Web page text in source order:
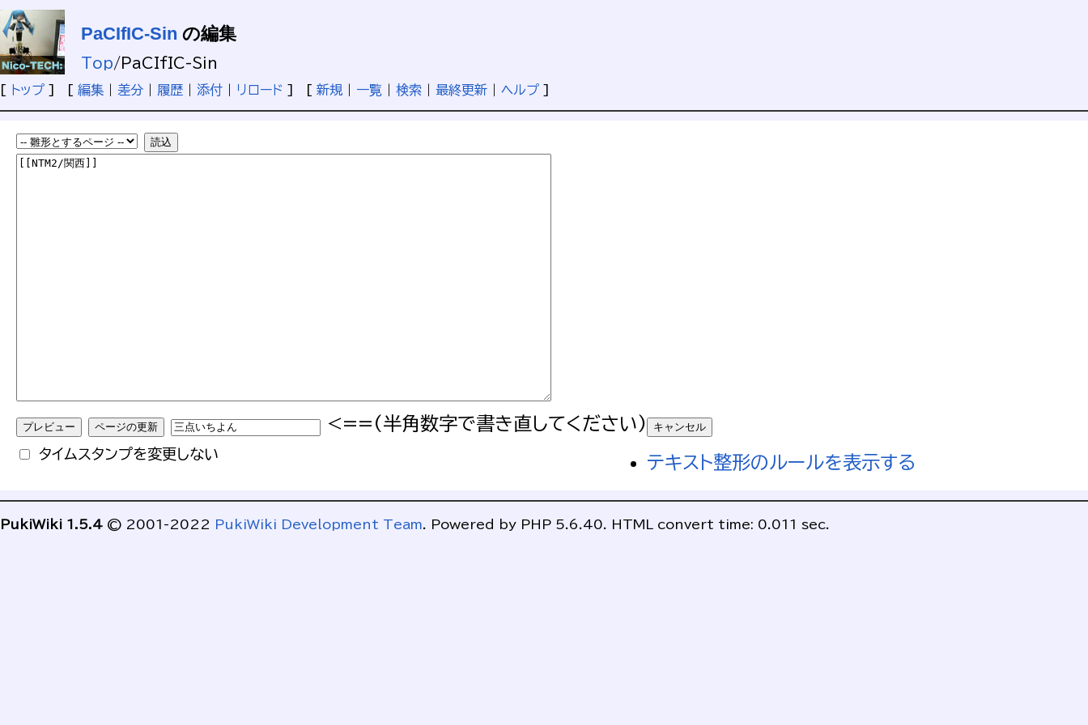
PaCIfIC-Sin の編集
Top/ PaCIfIC-Sin
[ トップ ] [ 編集 差分 履歴 添付 リロード ] [ 新規 一覧 検索 最終更新 ヘルプ ]
<==(半角数字で書き直してください)
タイムスタンプを変更しない テキスト整形のルールを表示する
PukiWiki 1.5.4 © 2001-2022 PukiWiki Development Team. Powered by PHP 5.6.40. HTML convert time: 0.011 sec.